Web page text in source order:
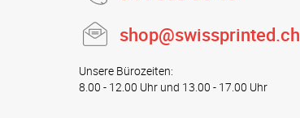
shop@swissprinted.ch
Unsere Bürozeiten:
8.00 - 12.00 Uhr und 13.00 - 17.00 Uhr